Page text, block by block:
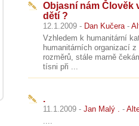
Objasní nám Člověk
dětí ?
12.1.2009 - Dan Kučera-
Vzhledem k humanitární
humanitárních organizací
rozměrů, stále marně
tísni při ...
.
11.1.2009 - Jan Malý . -
....